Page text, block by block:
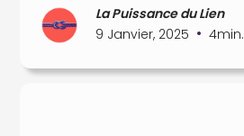
La Puissance du Lien
9 Janvier, 2025 • 4min.